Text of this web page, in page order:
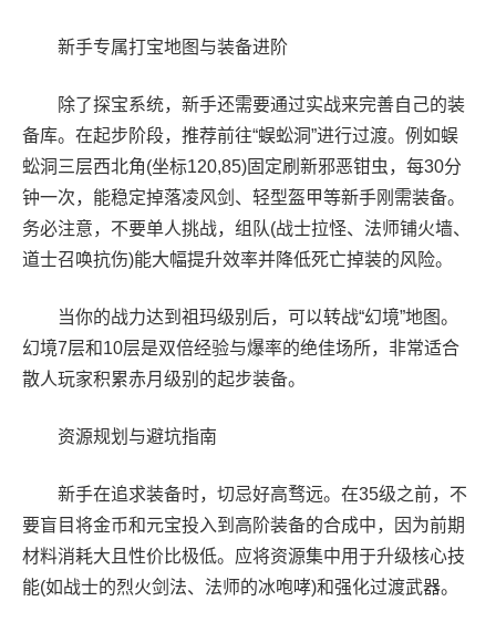
新手专属打宝地图与装备进阶
除了探宝系统，新手还需要通过实战来完善自己的装
备库。在起步阶段，推荐前往“蜈蚣洞”进行过渡。例如蜈
蚣洞三层西北角(坐标120,85)固定刷新邪恶钳虫，每30分
钟一次，能稳定掉落凌风剑、轻型盔甲等新手刚需装备。
务必注意，不要单人挑战，组队(战士拉怪、法师铺火墙、
道士召唤抗伤)能大幅提升效率并降低死亡掉装的风险。
当你的战力达到祖玛级别后，可以转战“幻境”地图。
幻境7层和10层是双倍经验与爆率的绝佳场所，非常适合
散人玩家积累赤月级别的起步装备。
资源规划与避坑指南
新手在追求装备时，切忌好高骛远。在35级之前，不
要盲目将金币和元宝投入到高阶装备的合成中，因为前期
材料消耗大且性价比极低。应将资源集中用于升级核心技
能(如战士的烈火剑法、法师的冰咆哮)和强化过渡武器。